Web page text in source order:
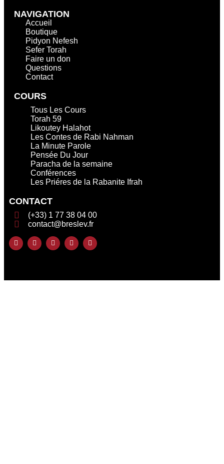
NAVIGATION
Accueil
Boutique
Pidyon Nefesh
Sefer Torah
Faire un don
Questions
Contact
COURS
Tous Les Cours
Torah 59
Likoutey Halahot
Les Contes de Rabi Nahman
La Minute Parole
Pensée Du Jour
Paracha de la semaine
Conférences
Les Priéres de la Rabanite Ifrah
CONTACT
(+33) 1 77 38 04 00
contact@breslev.fr